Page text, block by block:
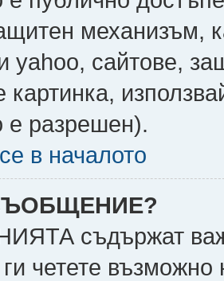
механизъм,
yahoo, сайтове,
картинка,
е разрешен).
в началото
съдържат
ги четете